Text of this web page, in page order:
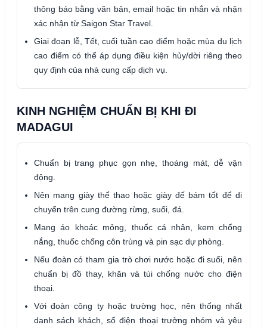
thông báo bằng văn bản, email hoặc tin nhắn và nhận
xác nhận từ Saigon Star Travel.
Giai đoạn lễ, Tết, cuối tuần cao điểm hoặc mùa du lịch
cao điểm có thể áp dụng điều kiện hủy/dời riêng theo
quy định của nhà cung cấp dịch vụ.
KINH NGHIỆM CHUẨN BỊ KHI ĐI
MADAGUI
Chuẩn bị trang phục gọn nhẹ, thoáng mát, dễ vận
động.
Nên mang giày thể thao hoặc giày đế bám tốt để di
chuyển trên cung đường rừng, suối, đá.
Mang áo khoác mỏng, thuốc cá nhân, kem chống
nắng, thuốc chống côn trùng và pin sạc dự phòng.
Nếu đoàn có tham gia trò chơi nước hoặc đi suối, nên
chuẩn bị đồ thay, khăn và túi chống nước cho điện
thoại.
Với đoàn công ty hoặc trường học, nên thống nhất
danh sách khách, số điện thoại trưởng nhóm và yêu